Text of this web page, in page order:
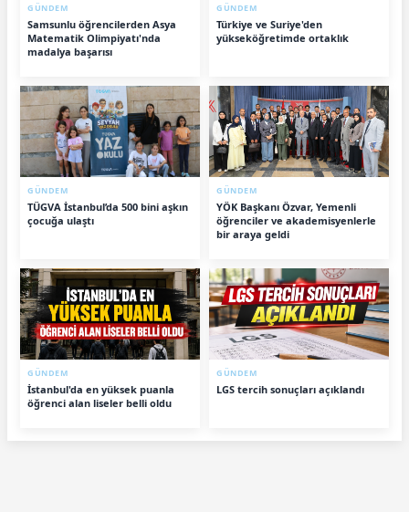
GÜNDEM
Samsunlu öğrencilerden Asya
Matematik Olimpiyatı'nda
madalya başarısı
GÜNDEM
Türkiye ve Suriye'den
yükseköğretimde ortaklık
GÜNDEM
TÜGVA İstanbul’da 500 bini aşkın
çocuğa ulaştı
GÜNDEM
YÖK Başkanı Özvar, Yemenli
öğrenciler ve akademisyenlerle
bir araya geldi
GÜNDEM
İstanbul'da en yüksek puanla
öğrenci alan liseler belli oldu
GÜNDEM
LGS tercih sonuçları açıklandı